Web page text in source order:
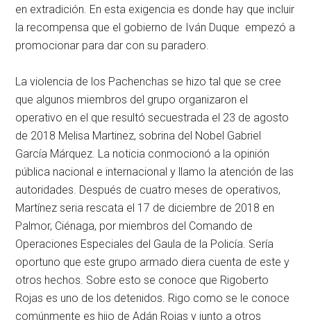
en extradición. En esta exigencia es donde hay que incluir
la recompensa que el gobierno de Iván Duque empezó a
promocionar para dar con su paradero.
La violencia de los Pachenchas se hizo tal que se cree
que algunos miembros del grupo organizaron el
operativo en el que resultó secuestrada el 23 de agosto
de 2018 Melisa Martinez, sobrina del Nobel Gabriel
García Márquez. La noticia conmocionó a la opinión
pública nacional e internacional y llamo la atención de las
autoridades. Después de cuatro meses de operativos,
Martínez seria rescata el 17 de diciembre de 2018 en
Palmor, Ciénaga, por miembros del Comando de
Operaciones Especiales del Gaula de la Policía. Sería
oportuno que este grupo armado diera cuenta de este y
otros hechos. Sobre esto se conoce que Rigoberto
Rojas es uno de los detenidos. Rigo como se le conoce
comúnmente es hijo de Adán Rojas y junto a otros